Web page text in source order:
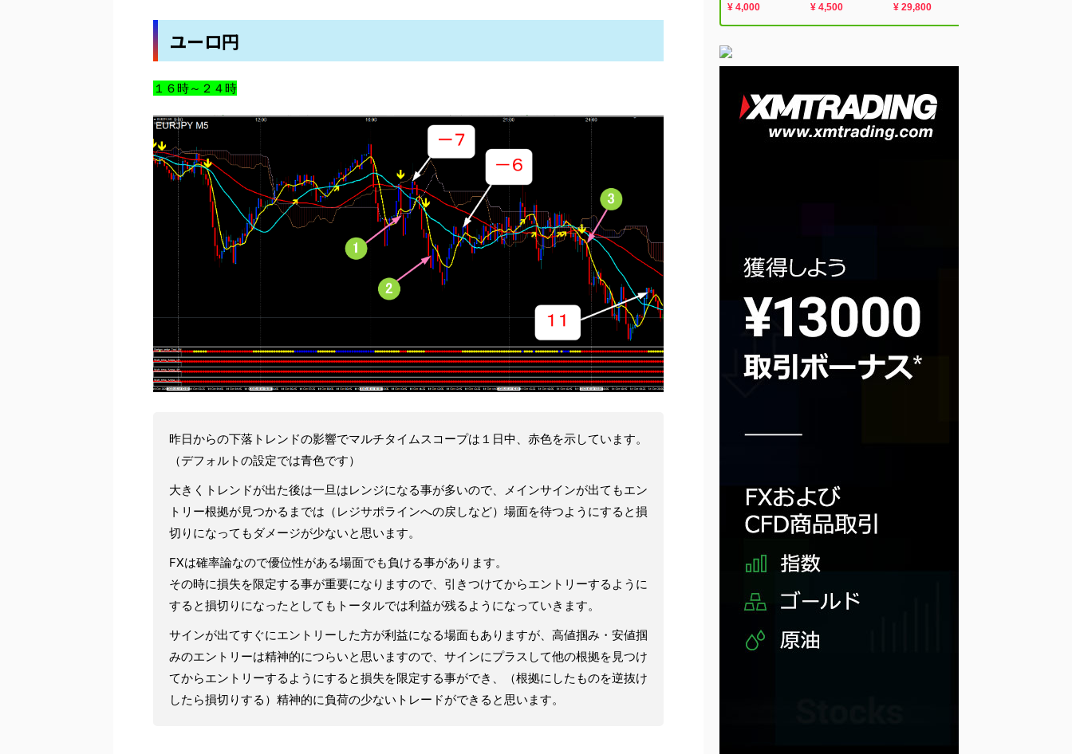
ユーロ円
１６時～２４時
昨日からの下落トレンドの影響でマルチタイムスコープは１日中、赤色を示しています。
（デフォルトの設定では青色です）
大きくトレンドが出た後は一旦はレンジになる事が多いので、メインサインが出てもエン
トリー根拠が見つかるまでは（レジサポラインへの戻しなど）場面を待つようにすると損
切りになってもダメージが少ないと思います。
FXは確率論なので優位性がある場面でも負ける事があります。
その時に損失を限定する事が重要になりますので、引きつけてからエントリーするように
すると損切りになったとしてもトータルでは利益が残るようになっていきます。
サインが出てすぐにエントリーした方が利益になる場面もありますが、高値掴み・安値掴
みのエントリーは精神的につらいと思いますので、サインにプラスして他の根拠を見つけ
てからエントリーするようにすると損失を限定する事ができ、（根拠にしたものを逆抜け
したら損切りする）精神的に負荷の少ないトレードができると思います。